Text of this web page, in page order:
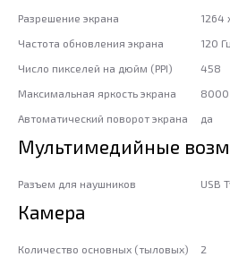
Разрешение экрана
1264
Частота обновления экрана
120 Гц
Число пикселей на дюйм (PPI)
458
Максимальная яркость экрана
8000
Автоматический поворот экрана
да
Мультимедийные
Разъем для наушников USB
Камера
Количество основных (тыловых)
2